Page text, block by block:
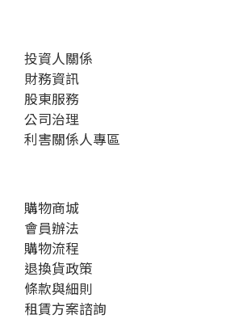
投資人關係
財務資訊
股東服務
公司治理
利害關係人專區
購物商城
會員辦法
購物流程
退換貨政策
條款與細則
租賃方案諮詢